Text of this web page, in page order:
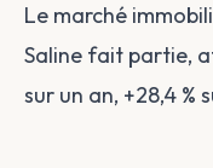
Le marché
Saline fait partie,
sur un an, +28,4 %